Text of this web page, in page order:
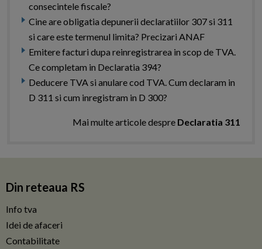
consecintele fiscale?
Cine are obligatia depunerii declaratiilor 307 si 311
si care este termenul limita? Precizari ANAF
Emitere facturi dupa reinregistrarea in scop de TVA.
Ce completam in Declaratia 394?
Deducere TVA si anulare cod TVA. Cum declaram in
D 311 si cum inregistram in D 300?
Mai multe articole despre Declaratia 311
Din reteaua RS
Info tva
Idei de afaceri
Contabilitate